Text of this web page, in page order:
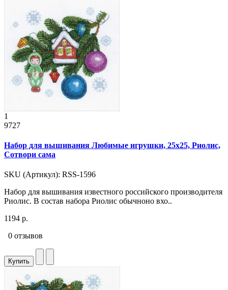
1
9727
Набор для вышивания Любимые игрушки, 25x25, Риолис,
Сотвори сама
SKU (Артикул): RSS-1596
Набор для вышивания известного российского производителя
Риолис. В состав набора Риолис обычноно вхо..
1194 р.
0 отзывов
Купить